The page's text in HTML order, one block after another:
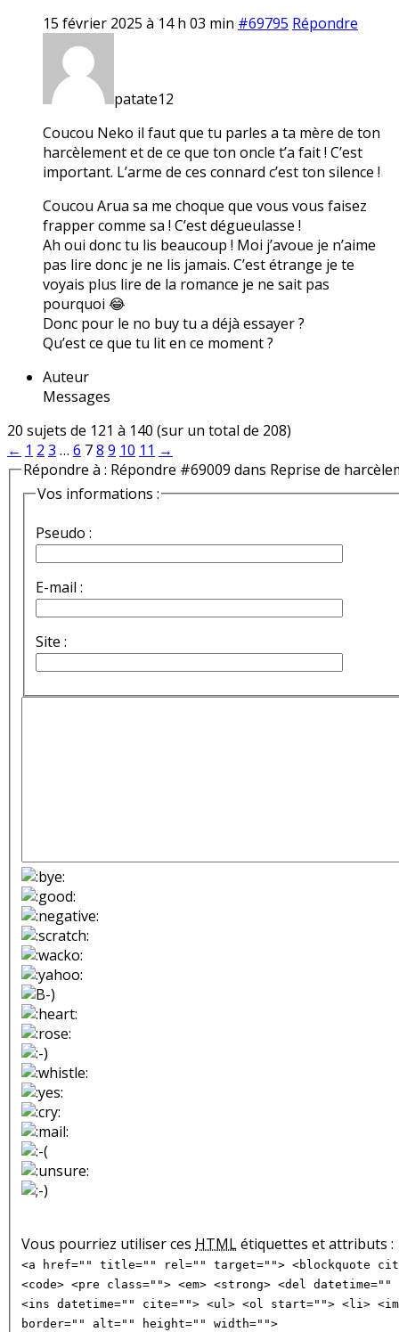
15 février 2025 à 14 h 03 min #69795 Répondre
patate12
Coucou Neko il faut que tu parles a ta mère de ton
harcèlement et de ce que ton oncle t’a fait ! C’est
important. L’arme de ces connard c’est ton silence !
Coucou Arua sa me choque que vous vous faisez
frapper comme sa ! C’est dégueulasse !
Ah oui donc tu lis beaucoup ! Moi j’avoue je n’aime
pas lire donc je ne lis jamais. C’est étrange je te
voyais plus lire de la romance je ne sait pas
pourquoi 😂
Donc pour le no buy tu a déjà essayer ?
Qu’est ce que tu lit en ce moment ?
Auteur
Messages
20 sujets de 121 à 140 (sur un total de 208)
← 1 2 3 … 6 78 9 10 11 →
Répondre à : Répondre #69009 dans Reprise de
Vos informations :
Pseudo :
E-mail :
Site :
Vous pourriez utiliser ces HTMLétiquettes et attributs :
<a href="" title="" rel="" target=""> <blockquote
<code> <pre class=""> <em> <strong> <del
<ins datetime="" cite=""> <ul> <ol start=""> <li>
border="" alt="" height="" width="">